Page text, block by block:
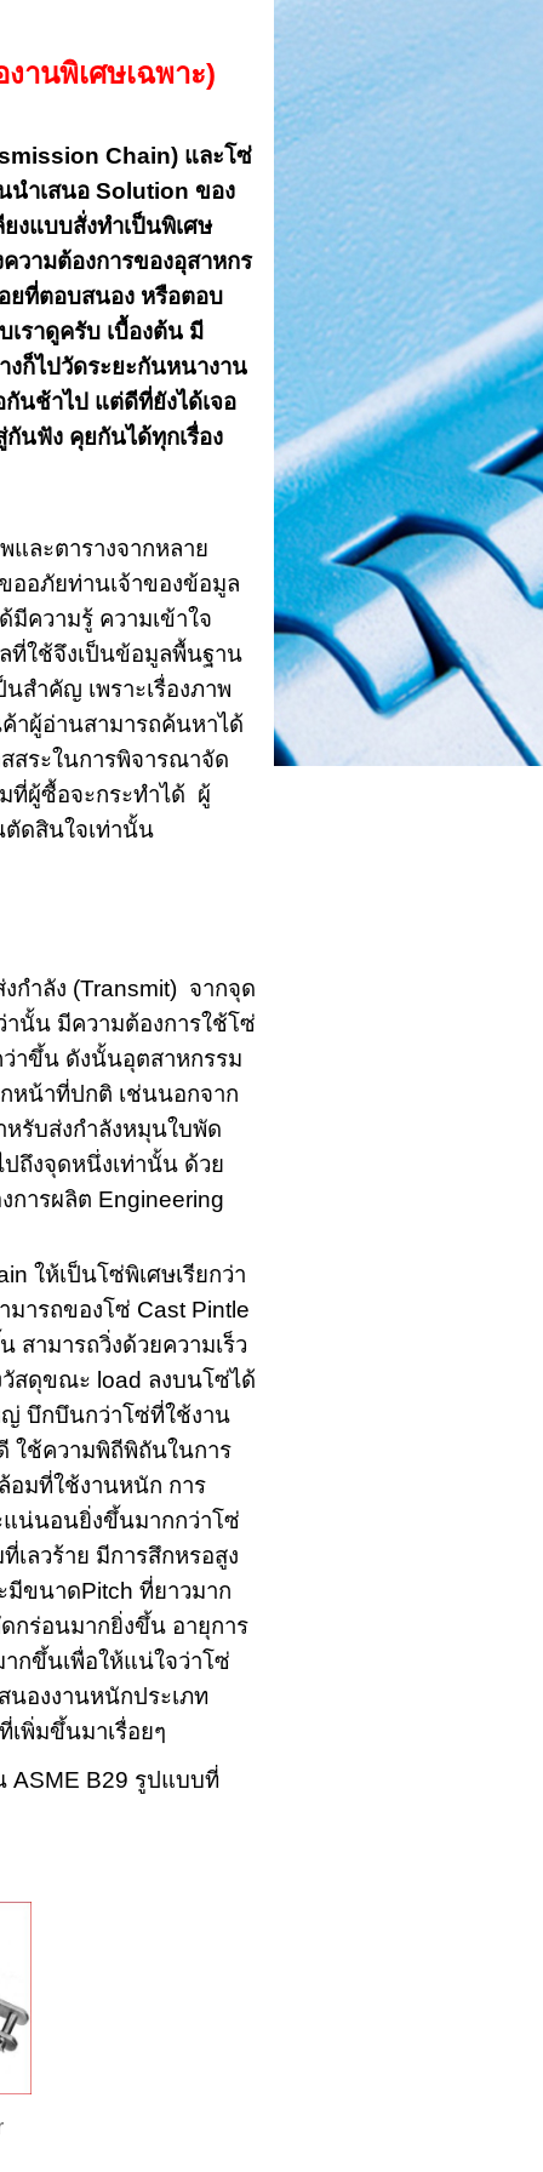
านพิเศษเฉพาะ)
Chain) และโซ่
นำเสนอ Solution ของ
งแบบสั่งทำเป็นพิเศษ
วามต้องการของอุสาหกร
ยที่ตอบสนอง หรือตอบ
ราดูครับ เบื้องต้น มี
งก็ไปวัดระยะกันหนางาน
นช้าไป แต่ดีที่ยังได้เจอ
นฟัง คุยกันได้ทุกเรื่อง
และตารางจากหลาย
ออภัยท่านเจ้าของข้อมูล
มีความรู้ ความเข้าใจ
ที่ใช้จึงเป็นข้อมูลพื้นฐาน
สำคัญ เพราะเรื่องภาพ
าผู้อ่านสามารถค้นหาได้
สระในการพิจารณาจัด
ที่ผู้ซื้อจะกระทำได้ ผู้
ตัดสินใจเท่านั้น
กำลัง (Transmit) จากจุด
นั้น มีความต้องการใช้โซ่
ว่าขึ้น ดังนั้นอุตสาหกรรม
หน้าที่ปกติ เช่นนอกจาก
หรับส่งกำลังหมุนใบพัด
ถึงจุดหนึ่งเท่านั้น ด้วย
การผลิต Engineering
ให้เป็นโซ่พิเศษเรียกว่า
มารถของโซ่ Cast Pintle
สามารถวิ่งด้วยความเร็ว
สดุขณะ load ลงบนโซ่ได้
บึกบึนกว่าโซ่ที่ใช้งาน
ใช้ความพิถีพิถันในการ
อมที่ใช้งานหนัก การ
แน่นอนยิ่งขึ้นมากกว่าโซ่
เลวร้าย มีการสึกหรอสูง
ขนาดPitch ที่ยาวมาก
กร่อนมากยิ่งขึ้น อายุการ
กขึ้นเพื่อให้แน่ใจว่าโซ่
องงานหนักประเภท
เพิ่มขึ้นมาเรื่อยๆ
ASME B29 รูปแบบที่